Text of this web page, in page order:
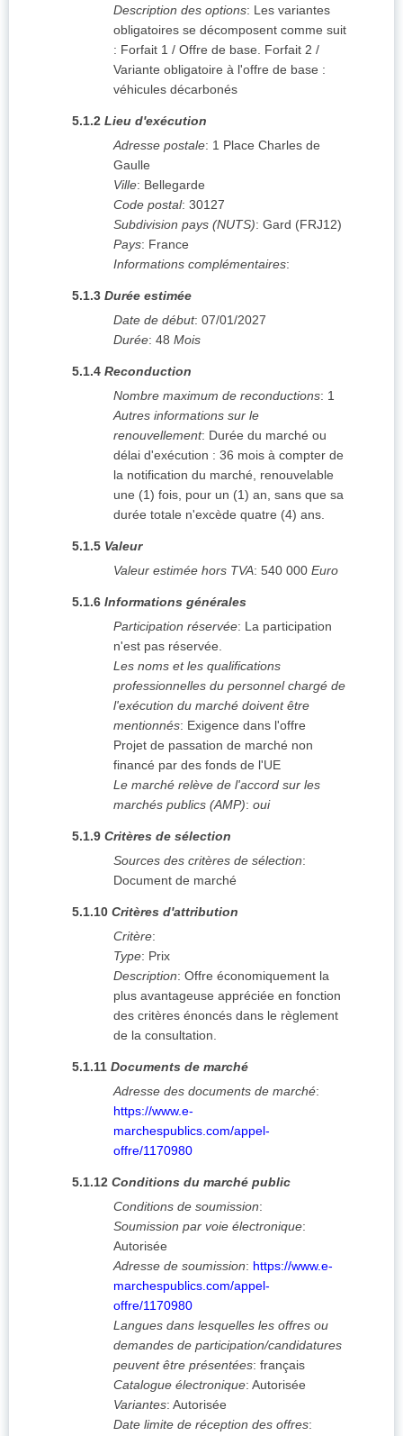
Description des options: Les variantes
obligatoires se décomposent comme suit
: Forfait 1 / Offre de base. Forfait 2 /
Variante obligatoire à l'offre de base :
véhicules décarbonés
5.1.2 Lieu d'exécution
Adresse postale: 1 Place Charles de
Gaulle
Ville: Bellegarde
Code postal: 30127
Subdivision pays (NUTS): Gard (FRJ12)
Pays: France
Informations complémentaires:
5.1.3 Durée estimée
Date de début: 07/01/2027
Durée: 48 Mois
5.1.4 Reconduction
Nombre maximum de reconductions: 1
Autres informations sur le
renouvellement: Durée du marché ou
délai d'exécution : 36 mois à compter de
la notification du marché, renouvelable
une (1) fois, pour un (1) an, sans que sa
durée totale n'excède quatre (4) ans.
5.1.5 Valeur
Valeur estimée hors TVA: 540 000 Euro
5.1.6 Informations générales
Participation réservée: La participation
n'est pas réservée.
Les noms et les qualifications
professionnelles du personnel chargé de
l'exécution du marché doivent être
mentionnés: Exigence dans l'offre
Projet de passation de marché non
financé par des fonds de l'UE
Le marché relève de l'accord sur les
marchés publics (AMP): oui
5.1.9 Critères de sélection
Sources des critères de sélection:
Document de marché
5.1.10 Critères d'attribution
Critère:
Type: Prix
Description: Offre économiquement la
plus avantageuse appréciée en fonction
des critères énoncés dans le règlement
de la consultation.
5.1.11 Documents de marché
Adresse des documents de marché:
https://www.e-
marchespublics.com/appel-
offre/1170980
5.1.12 Conditions du marché public
Conditions de soumission:
Soumission par voie électronique:
Autorisée
Adresse de soumission: https://www.e-
marchespublics.com/appel-
offre/1170980
Langues dans lesquelles les offres ou
demandes de participation/candidatures
peuvent être présentées: français
Catalogue électronique: Autorisée
Variantes: Autorisée
Date limite de réception des offres: